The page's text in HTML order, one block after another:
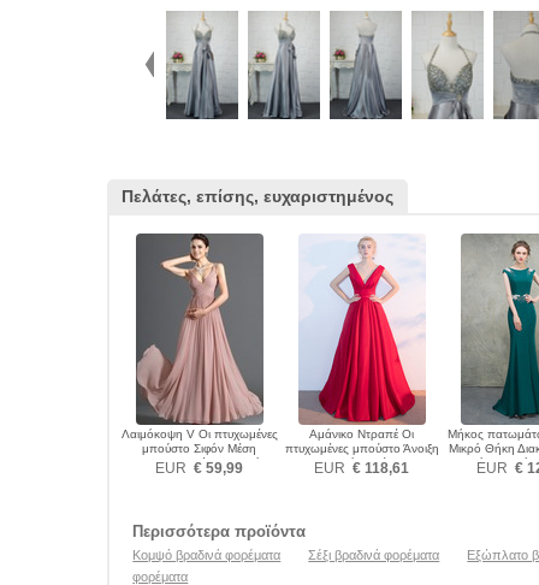
Πελάτες, επίσης, ευχαριστημένος
Λαιμόκοψη V Οι πτυχωμένες
μπούστο Σιφόν Μέση
αυτοκρατορία Βραδινά
φορέματα
EUR € 59,99
Αμάνικο Ντραπέ Οι
πτυχωμένες μπούστο Άνοιξη
Βραδινά φορέματα
EUR € 118,61
Μήκος
Μικρό Θήκη
με χάντρες
EUR €
Περισσότερα προϊόντα
Κομψό βραδινά φορέματα Σέξι βραδινά φορέματα
Εξώπλατο
φορέματα